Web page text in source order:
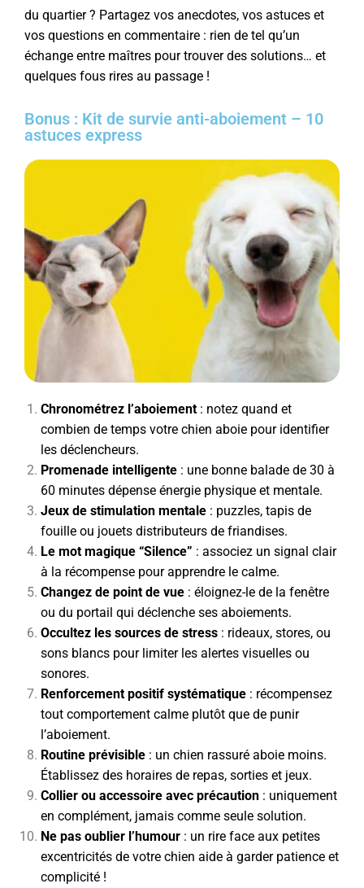
du quartier ? Partagez vos anecdotes, vos astuces et
vos questions en commentaire : rien de tel qu’un
échange entre maîtres pour trouver des solutions… et
quelques fous rires au passage !
Bonus : Kit de survie anti-aboiement – 10
astuces express
Chronométrez l’aboiement : notez quand et
combien de temps votre chien aboie pour identifier
les déclencheurs.
Promenade intelligente : une bonne balade de 30 à
60 minutes dépense énergie physique et mentale.
Jeux de stimulation mentale : puzzles, tapis de
fouille ou jouets distributeurs de friandises.
Le mot magique “Silence” : associez un signal clair
à la récompense pour apprendre le calme.
Changez de point de vue : éloignez-le de la fenêtre
ou du portail qui déclenche ses aboiements.
Occultez les sources de stress : rideaux, stores, ou
sons blancs pour limiter les alertes visuelles ou
sonores.
Renforcement positif systématique : récompensez
tout comportement calme plutôt que de punir
l’aboiement.
Routine prévisible : un chien rassuré aboie moins.
Établissez des horaires de repas, sorties et jeux.
Collier ou accessoire avec précaution : uniquement
en complément, jamais comme seule solution.
Ne pas oublier l’humour : un rire face aux petites
excentricités de votre chien aide à garder patience et
complicité !